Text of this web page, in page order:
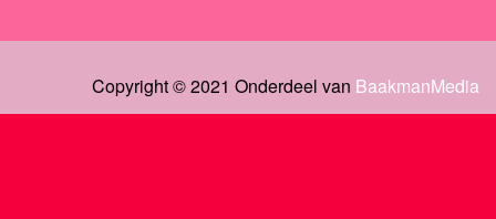
Copyright © 2021 Onderdeel van BaakmanMedia